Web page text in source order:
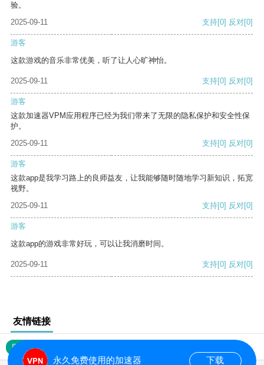
验。
2025-09-11
支持[0] 反对[0]
游客
这款游戏的音乐非常优美，听了让人心旷神怡。
2025-09-11 支持[0] 反对[0]
游客
这款加速器VPM应用程序已经为我们带来了无限的隐私保护和安全性保
护。
2025-09-11
支持[0] 反对[0]
游客
这款app是我学习路上的良师益友，让我能够随时随地学习新知识，拓宽
视野。
2025-09-11
支持[0] 反对[0]
游客
这款app的游戏非常好玩，可以让我消磨时间。
2025-09-11 支持[0] 反对[0]
友情链接
网站地图
永久免费使用的加速器 下载